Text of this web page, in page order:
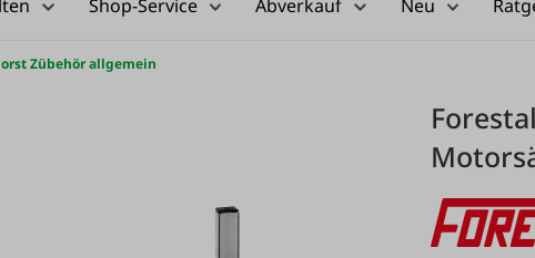
Shop-Service Abverkauf Neu
Zübehör allgemein